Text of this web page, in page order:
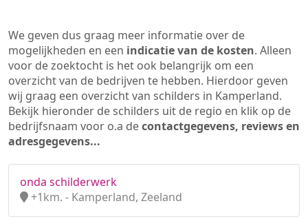
We geven dus graag meer informatie over de
mogelijkheden en een indicatie van de kosten. Alleen
voor de zoektocht is het ook belangrijk om een
overzicht van de bedrijven te hebben. Hierdoor geven
wij graag een overzicht van schilders in Kamperland.
Bekijk hieronder de schilders uit de regio en klik op de
bedrijfsnaam voor o.a decontactgegevens, reviews en
adresgegevens...
onda schilderwerk
+1km. - Kamperland, Zeeland